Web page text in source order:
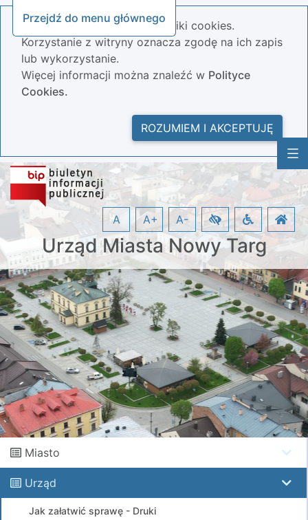
Przejdź do menu głównego
Nasza strona wykorzystuje pliki cookies.
Korzystanie z witryny oznacza zgodę na ich zapis
lub wykorzystanie.
Więcej informacji można znaleźć w Polityce
Cookies.
ROZUMIEM I AKCEPTUJĘ
Urząd Miasta Nowy Targ
A A+ A-
Miasto
Urząd
Jak załatwić sprawę - Druki